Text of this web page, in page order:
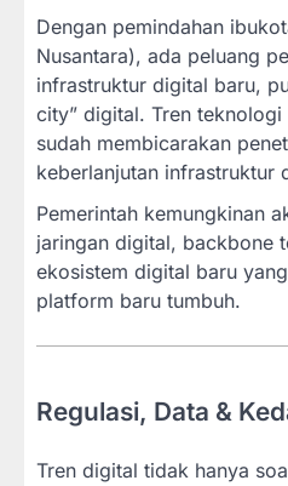
Dengan pemindahan
Nusantara), ada peluang
infrastruktur digital baru,
city” digital. Tren
sudah membicarakan
keberlanjutan infrastruktur
Pemerintah kemungkinan
jaringan digital, backbone
ekosistem digital baru
platform baru tumbuh.
Regulasi, Data &
Tren digital tidak hanya